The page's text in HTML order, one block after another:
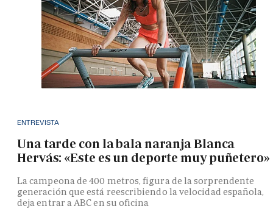
ENTREVISTA
Una tarde con la bala naranja Blanca
Hervás: «Este es un deporte muy puñetero»
La campeona de 400 metros, figura de la sorprendente
generación que está reescribiendo la velocidad española,
deja entrar a ABC en su oficina